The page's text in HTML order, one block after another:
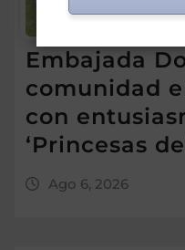
Embajada
comunidad
con
‘Princesas
Ago 6, 2026